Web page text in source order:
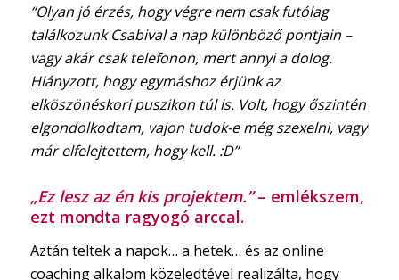
“Olyan jó érzés, hogy végre nem csak futólag
találkozunk Csabival a nap különböző pontjain –
vagy akár csak telefonon, mert annyi a dolog.
Hiányzott, hogy egymáshoz érjünk az
elköszönéskori puszikon túl is. Volt, hogy őszintén
elgondolkodtam, vajon tudok-e még szexelni, vagy
már elfelejtettem, hogy kell. :D”
„Ez lesz az én kis projektem.”– emlékszem,
ezt mondta ragyogó arccal.
Aztán teltek a napok… a hetek… és az online
coaching alkalom közeledtével realizálta, hogy